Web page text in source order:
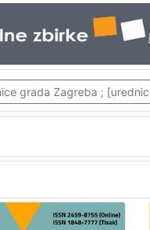
grada Zagreba ;